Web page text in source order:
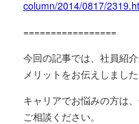
column/2014/0817/
=================
今回の記事では、社員紹
メリットをお伝えしました
キャリアでお悩みの方は
ご相談ください。